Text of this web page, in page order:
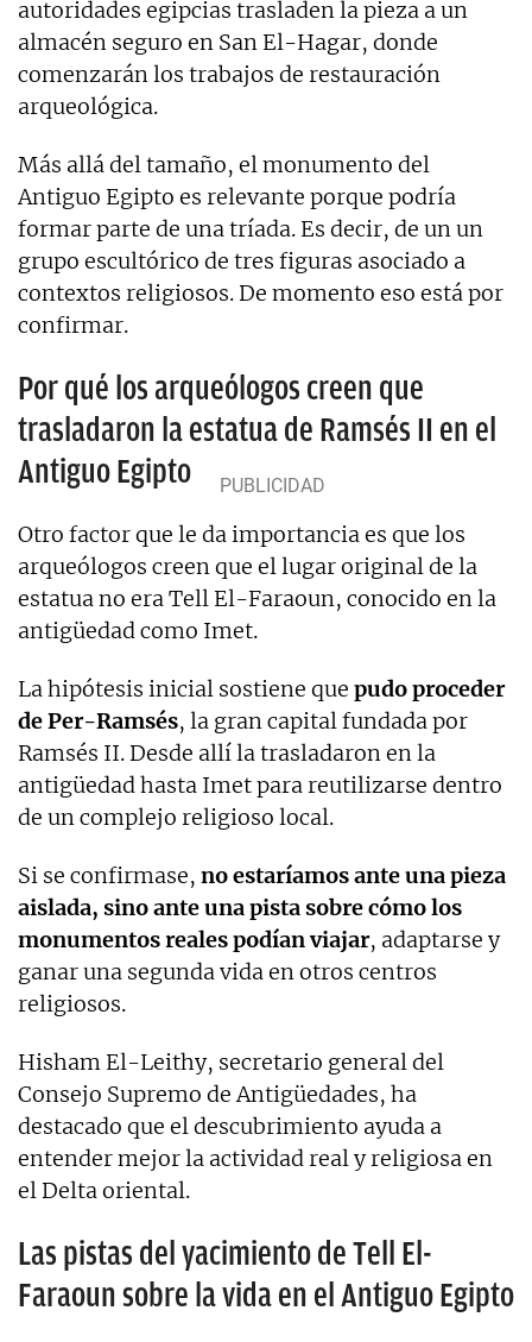
autoridades egipcias trasladen la pieza a un
almacén seguro en San El-Hagar, donde
comenzarán los trabajos de restauración
arqueológica.
Más allá del tamaño, el monumento del
Antiguo Egipto es relevante porque podría
formar parte de una tríada. Es decir, de un un
grupo escultórico de tres figuras asociado a
contextos religiosos. De momento eso está por
confirmar.
Por qué los arqueólogos creen que
trasladaron la estatua de Ramsés II en el
Antiguo Egipto
Otro factor que le da importancia es que los
arqueólogos creen que el lugar original de la
estatua no era Tell El-Faraoun, conocido en la
antigüedad como Imet.
La hipótesis inicial sostiene que pudo proceder
de Per-Ramsés, la gran capital fundada por
Ramsés II. Desde allí la trasladaron en la
antigüedad hasta Imet para reutilizarse dentro
de un complejo religioso local.
Si se confirmase, no estaríamos ante una pieza
aislada, sino ante una pista sobre cómo los
monumentos reales podían viajar, adaptarse y
ganar una segunda vida en otros centros
religiosos.
Hisham El-Leithy, secretario general del
Consejo Supremo de Antigüedades, ha
destacado que el descubrimiento ayuda a
entender mejor la actividad real y religiosa en
el Delta oriental.
Las pistas del yacimiento de Tell El-
Faraoun sobre la vida en el Antiguo Egipto